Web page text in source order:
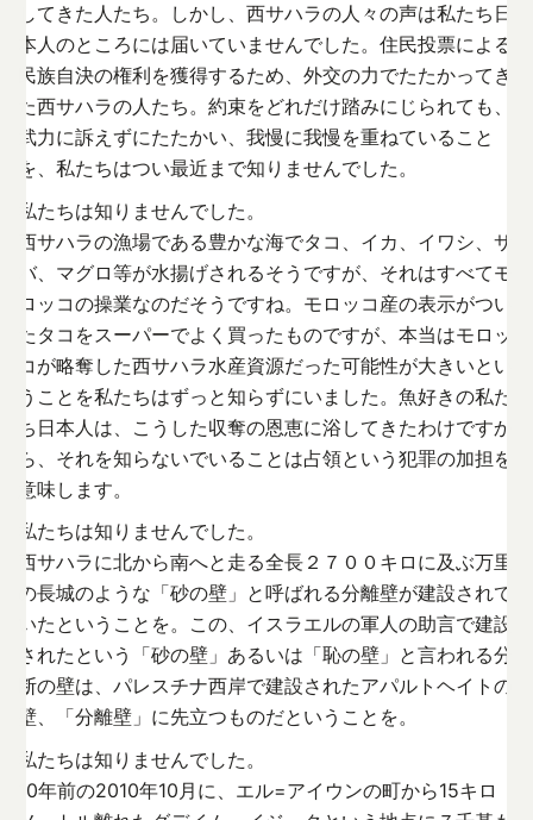
してきた人たち。しかし、西サハラの人々の声は私たち日
本人のところには届いていませんでした。住民投票による
民族自決の権利を獲得するため、外交の力でたたかってき
た西サハラの人たち。約束をどれだけ踏みにじられても、
武力に訴えずにたたかい、我慢に我慢を重ねていること
を、私たちはつい最近まで知りませんでした。
私たちは知りませんでした。
西サハラの漁場である豊かな海でタコ、イカ、イワシ、サ
バ、マグロ等が水揚げされるそうですが、それはすべてモ
ロッコの操業なのだそうですね。モロッコ産の表示がつい
たタコをスーパーでよく買ったものですが、本当はモロッ
コが略奪した西サハラ水産資源だった可能性が大きいとい
うことを私たちはずっと知らずにいました。魚好きの私た
ち日本人は、こうした収奪の恩恵に浴してきたわけですか
ら、それを知らないでいることは占領という犯罪の加担を
意味します。
私たちは知りませんでした。
西サハラに北から南へと走る全長２７００キロに及ぶ万里
の長城のような「砂の壁」と呼ばれる分離壁が建設されて
いたということを。この、イスラエルの軍人の助言で建設
されたという「砂の壁」あるいは「恥の壁」と言われる分
断の壁は、パレスチナ西岸で建設されたアパルトヘイトの
壁、「分離壁」に先立つものだということを。
私たちは知りませんでした。
10年前の2010年10月に、エル=アイウンの町から15キロ